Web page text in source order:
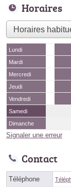
Horaires
Lundi
Mardi
Mercredi
Jeudi
Vendredi
Samedi
Dimanche
Signaler une erreur
Contact
Téléphone